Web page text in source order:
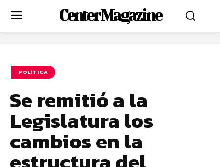
Center Magazine
POLÍTICA
Se remitió a la
Legislatura los
cambios en la